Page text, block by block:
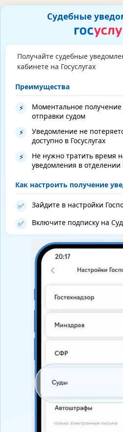
Судебные
Получайте судебные
кабинете на Госуслугах
Преимущества
⚡
Моментальное
отправки судом
⚡
Уведомление не
доступно в Госуслугах
⚡
Не нужно тратить время
уведомления в
Как настроить получение
✅ Зайдите в настройки
✅ Включите подписку на